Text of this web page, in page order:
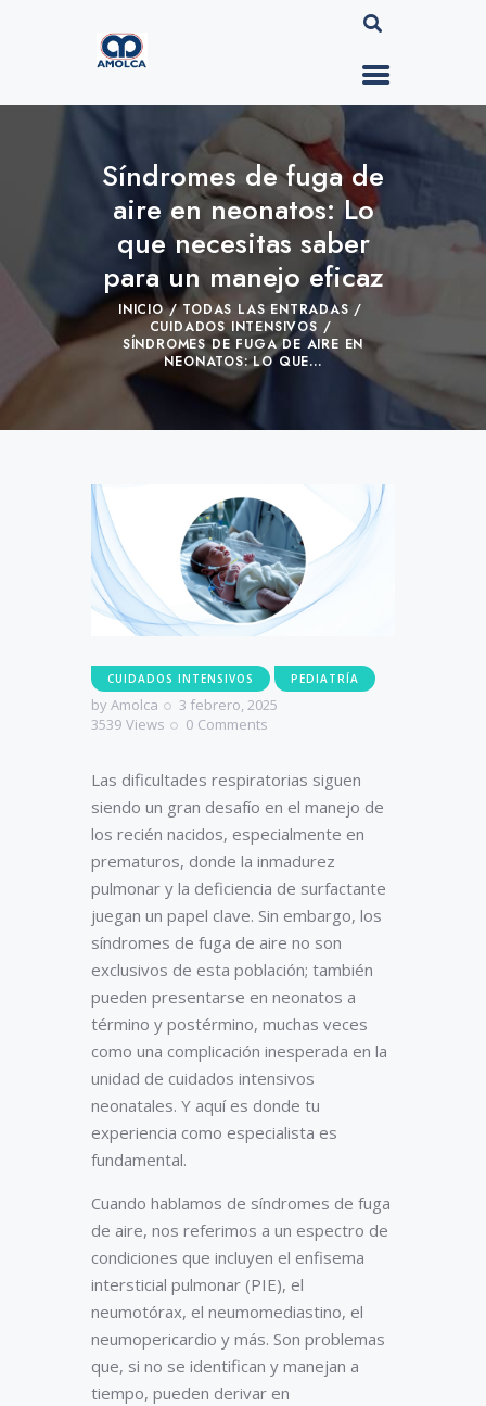
Síndromes de fuga de
aire en neonatos: Lo
que necesitas saber
para un manejo eficaz
INICIO
TODAS LAS ENTRADAS
CUIDADOS INTENSIVOS
SÍNDROMES DE FUGA DE AIRE EN
NEONATOS: LO QUE...
CUIDADOS INTENSIVOS PEDIATRÍA
byAmolca
3 febrero, 2025
3539 Views 0 Comments
Las dificultades respiratorias siguen
siendo un gran desafío en el manejo de
los recién nacidos, especialmente en
prematuros, donde la inmadurez
pulmonar y la deficiencia de surfactante
juegan un papel clave. Sin embargo, los
síndromes de fuga de aire no son
exclusivos de esta población; también
pueden presentarse en neonatos a
término y postérmino, muchas veces
como una complicación inesperada en la
unidad de cuidados intensivos
neonatales. Y aquí es donde tu
experiencia como especialista es
fundamental.
Cuando hablamos de síndromes de fuga
de aire, nos referimos a un espectro de
condiciones que incluyen el enfisema
intersticial pulmonar (PIE), el
neumotórax, el neumomediastino, el
neumopericardio y más. Son problemas
que, si no se identifican y manejan a
tiempo, pueden derivar en